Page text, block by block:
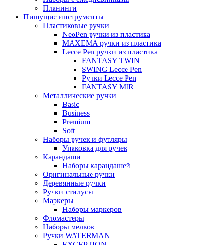
Планинги
Пишущие инструменты
Пластиковые ручки
NeoPen ручки из пластика
MAXEMA ручки из пластика
Lecce Pen ручки из пластика
FANTASY TWIN
SWING Lecce Pen
Ручки Lecce Pen
FANTASY MIR
Металлические ручки
Basic
Business
Premium
Soft
Наборы ручек и футляры
Упаковка для ручек
Карандаши
Наборы карандашей
Оригинальные ручки
Деревянные ручки
Ручки-стилусы
Маркеры
Наборы маркеров
Фломастеры
Наборы мелков
Ручки WATERMAN